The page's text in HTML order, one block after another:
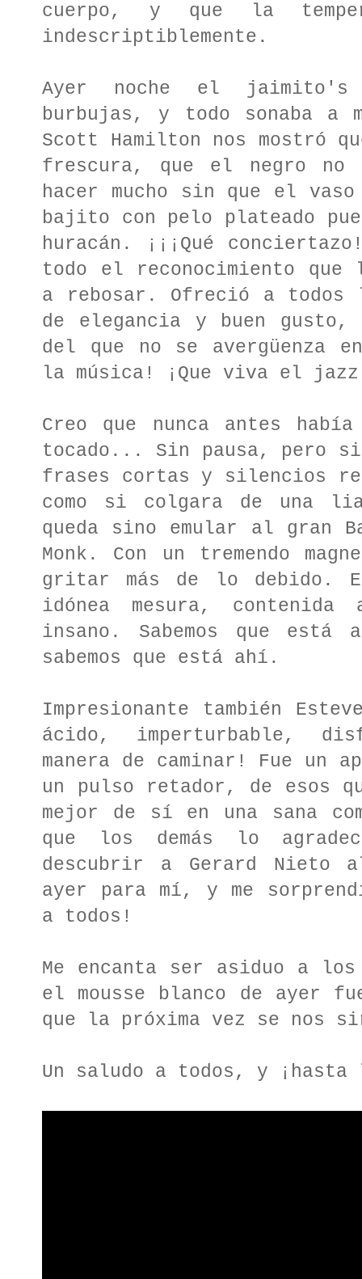
cuerpo, y que la
indescriptiblemente.
Ayer noche el jaimito's
burbujas, y todo sonaba a
Scott Hamilton nos mostró
frescura, que el negro no
hacer mucho sin que el
bajito con pelo plateado
huracán. ¡¡¡Qué
todo el reconocimiento
a rebosar. Ofreció a todos
de elegancia y buen
del que no se avergüenza
la música! ¡Que viva el
Creo que nunca antes
tocado... Sin pausa, pero
frases cortas y silencios
como si colgara de una
queda sino emular al gran
Monk. Con un tremendo
gritar más de lo debido.
idónea mesura,
insano. Sabemos que está
sabemos que está ahí.
Impresionante también
ácido, imperturbable,
manera de caminar! Fue un
un pulso retador, de esos
mejor de sí en una sana
que los demás lo
descubrir a Gerard Nieto
ayer para mí, y me
a todos!
Me encanta ser asiduo a
el mousse blanco de ayer
que la próxima vez se nos
Un saludo a todos, y ¡hasta